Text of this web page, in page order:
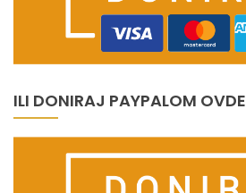
ILI DONIRAJ PAYPALOM OVDE